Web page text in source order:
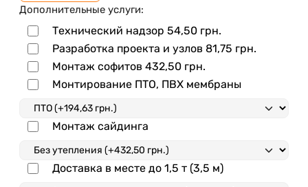
Дополнительные услуги:
Технический надзор 54,50 грн.
Разработка проекта и узлов 81,75 грн.
Монтаж софитов 432,50 грн.
Монтирование ПТО, ПВХ мембраны
Монтаж сайдинга
Доставка в месте до 1,5 т (3,5 м)